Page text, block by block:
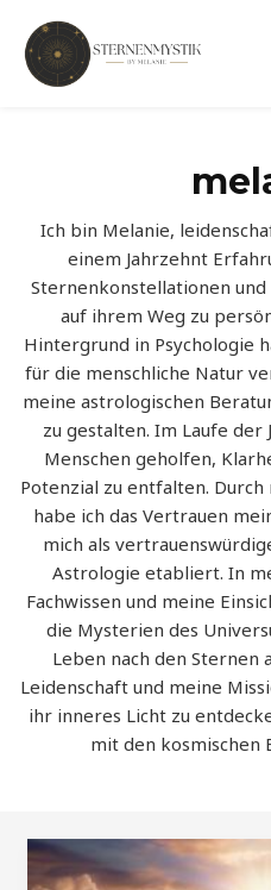
Inhalt
springen
Ich bin Melanie,
einem Jahrzehnt
Sternenkonstellationen
auf ihrem Weg zu
Hintergrund in Psychologie
für die menschliche Natur
meine astrologischen
zu gestalten. Im Laufe der
Menschen geholfen,
Potenzial zu entfalten.
habe ich das Vertrauen
mich als
Astrologie etabliert. In
Fachwissen und meine
die Mysterien des
Leben nach den Sternen
Leidenschaft und meine
ihr inneres Licht zu
mit den kosmischen